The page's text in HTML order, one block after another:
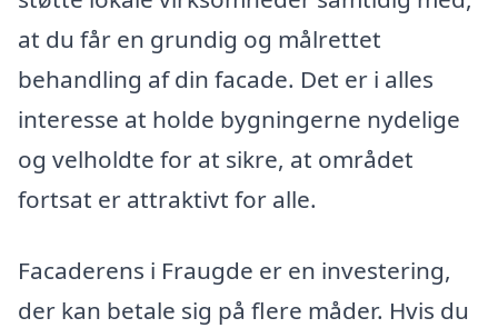
at du får en grundig og målrettet
behandling af din facade. Det er i alles
interesse at holde bygningerne nydelige
og velholdte for at sikre, at området
fortsat er attraktivt for alle.
Facaderens i Fraugde er en investering,
der kan betale sig på flere måder. Hvis du